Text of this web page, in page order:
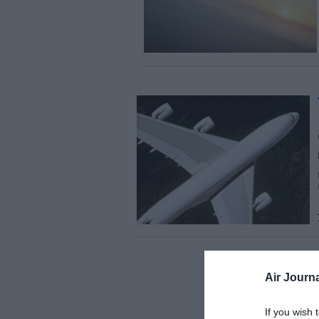
Air
If you wish